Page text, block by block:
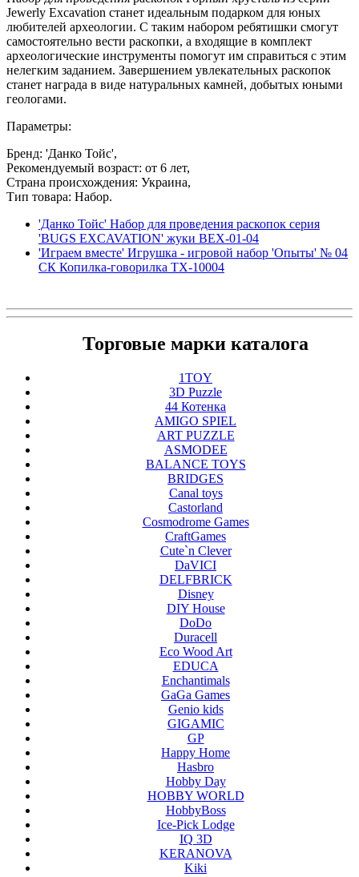
Jewerly Excavation станет идеальным подарком для юных
любителей археологии. С таким набором ребятишки смогут
самостоятельно вести раскопки, а входящие в комплект
археологические инструменты помогут им справиться с этим
нелегким заданием. Завершением увлекательных раскопок
станет награда в виде натуральных камней, добытых юными
геологами.
Параметры:
Бренд: 'Данко Тойс',
Рекомендуемый возраст: от 6 лет,
Страна происхождения: Украина,
Тип товара: Набор.
'Данко Тойс' Набор для проведения раскопок серия
'BUGS EXCAVATION' жуки BEX-01-04
'Играем вместе' Игрушка - игровой набор 'Опыты' № 04
СК Копилка-говорилка TX-10004
Торговые марки каталога
1TOY
3D Puzzle
44 Котенка
AMIGO SPIEL
ART PUZZLE
ASMODEE
BALANCE TOYS
BRIDGES
Canal toys
Castorland
Cosmodrome Games
CraftGames
Cute`n Clever
DaVICI
DELFBRICK
Disney
DIY House
DoDo
Duracell
Eco Wood Art
EDUCA
Enchantimals
GaGa Games
Genio kids
GIGAMIC
GP
Happy Home
Hasbro
Hobby Day
HOBBY WORLD
HobbyBoss
Ice-Pick Lodge
IQ 3D
KERANOVA
Kiki